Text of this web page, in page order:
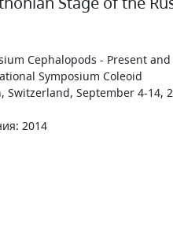
Cephalopods - Present and
Symposium Coleoid
September 4-14,
2014